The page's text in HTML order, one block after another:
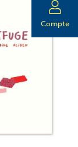
Compte